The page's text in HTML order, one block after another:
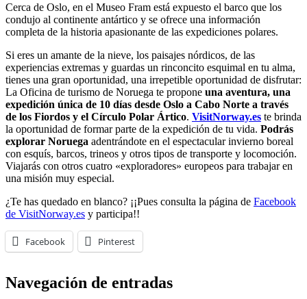
Cerca de Oslo, en el Museo Fram está expuesto el barco que los
condujo al continente antártico y se ofrece una información
completa de la historia apasionante de las expediciones polares.
Si eres un amante de la nieve, los paisajes nórdicos, de las
experiencias extremas y guardas un rinconcito esquimal en tu alma,
tienes una gran oportunidad, una irrepetible oportunidad de disfrutar:
La Oficina de turismo de Noruega te propone una aventura, una
expedición única de 10 días desde Oslo a Cabo Norte a través
de los Fiordos y el Círculo Polar Ártico. VisitNorway.es te brinda
la oportunidad de formar parte de la expedición de tu vida. Podrás
explorar Noruega adentrándote en el espectacular invierno boreal
con esquís, barcos, trineos y otros tipos de transporte y locomoción.
Viajarás con otros cuatro «exploradores» europeos para trabajar en
una misión muy especial.
¿Te has quedado en blanco? ¡¡Pues consulta la página de Facebook
de VisitNorway.es y participa!!
Facebook Pinterest
Navegación de entradas